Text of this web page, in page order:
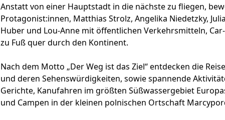
Anstatt von einer Hauptstadt in die nächste zu fliegen,
Protagonist:innen, Matthias Strolz, Angelika Niedetzky,
Huber und Lou-Anne mit öffentlichen Verkehrsmitteln,
zu Fuß quer durch den Kontinent.
Nach dem Motto „Der Weg ist das Ziel“ entdecken die
und deren Sehenswürdigkeiten, sowie spannende
Gerichte, Kanufahren im größten Süßwassergebiet
und Campen in der kleinen polnischen Ortschaft